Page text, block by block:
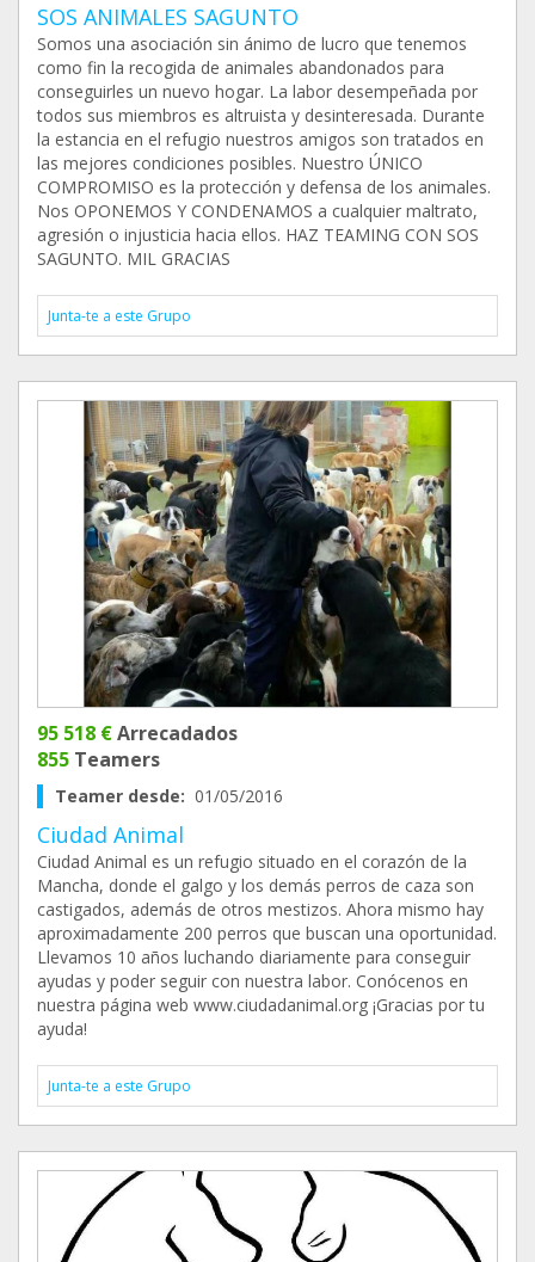
SOS ANIMALES SAGUNTO
Somos una asociación sin ánimo de lucro que tenemos
como fin la recogida de animales abandonados para
conseguirles un nuevo hogar. La labor desempeñada por
todos sus miembros es altruista y desinteresada. Durante
la estancia en el refugio nuestros amigos son tratados en
las mejores condiciones posibles. Nuestro ÚNICO
COMPROMISO es la protección y defensa de los animales.
Nos OPONEMOS Y CONDENAMOS a cualquier maltrato,
agresión o injusticia hacia ellos. HAZ TEAMING CON SOS
SAGUNTO. MIL GRACIAS
Junta-te a este Grupo
95 518 €Arrecadados
855 Teamers
Teamer desde: 01/05/2016
Ciudad Animal
Ciudad Animal es un refugio situado en el corazón de la
Mancha, donde el galgo y los demás perros de caza son
castigados, además de otros mestizos. Ahora mismo hay
aproximadamente 200 perros que buscan una oportunidad.
Llevamos 10 años luchando diariamente para conseguir
ayudas y poder seguir con nuestra labor. Conócenos en
nuestra página web www.ciudadanimal.org ¡Gracias por tu
ayuda!
Junta-te a este Grupo